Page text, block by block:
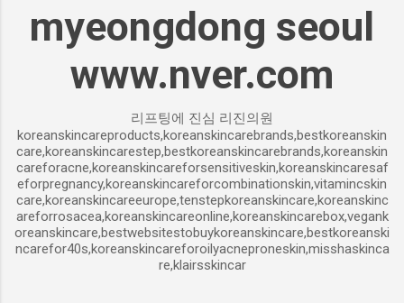
myeongdong seoul
www.nver.com
리프팅에 진심 리진의원
koreanskincareproducts,koreanskincarebrands,bestkoreanskin
care,koreanskincarestep,bestkoreanskincarebrands,koreanskin
careforacne,koreanskincareforsensitiveskin,koreanskincaresaf
eforpregnancy,koreanskincareforcombinationskin,vitamincskin
care,koreanskincareeurope,tenstepkoreanskincare,koreanskinc
areforrosacea,koreanskincareonline,koreanskincarebox,vegank
oreanskincare,bestwebsitestobuykoreanskincare,bestkoreanski
ncarefor40s,koreanskincareforoilyacneproneskin,misshaskinca
re,klairsskincar